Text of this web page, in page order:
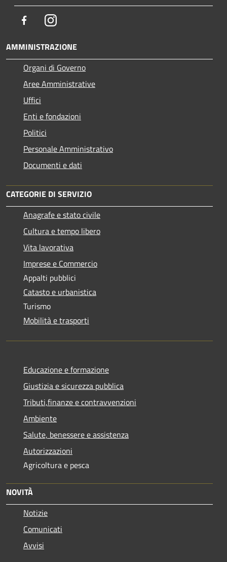
FacebookInstagram
AMMINISTRAZIONE
Organi di Governo
Aree Amministrative
Uffici
Enti e fondazioni
Politici
Personale Amministrativo
Documenti e dati
CATEGORIE DI SERVIZIO
Anagrafe e stato civile
Cultura e tempo libero
Vita lavorativa
Imprese e Commercio
Appalti pubblici
Catasto e urbanistica
Turismo
Mobilità e trasporti
Educazione e formazione
Giustizia e sicurezza pubblica
Tributi,finanze e contravvenzioni
Ambiente
Salute, benessere e assistenza
Autorizzazioni
Agricoltura e pesca
NOVITÀ
Notizie
Comunicati
Avvisi